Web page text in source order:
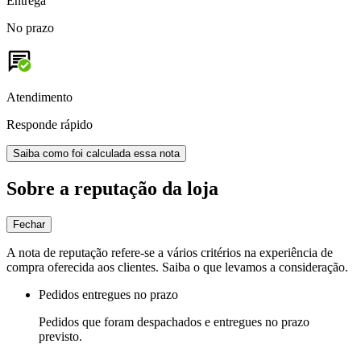
No prazo
Atendimento
Responde rápido
Saiba como foi calculada essa nota
Sobre a reputação da loja
Fechar
A nota de reputação refere-se a vários critérios na experiência de
compra oferecida aos clientes. Saiba o que levamos a consideração.
Pedidos entregues no prazo
Pedidos que foram despachados e entregues no prazo
previsto.